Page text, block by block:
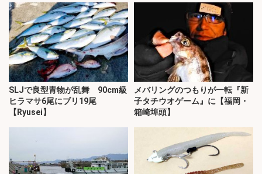
SLJで良型青物が乱舞 90cm級
ヒラマサ6尾にブリ19尾
【Ryusei】
メバリングのつもりが一転『新
子タチウオゲーム』に【福岡・
箱崎埠頭】